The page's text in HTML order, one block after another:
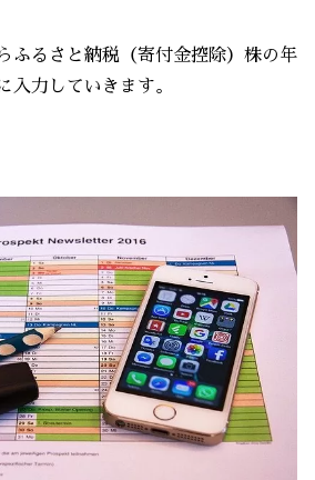
ふるさと納税（寄付金控除）株の年
入力していきます。